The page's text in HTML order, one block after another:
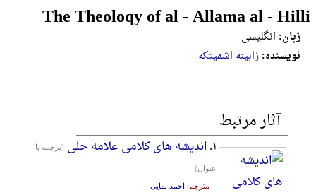
The Theoloqy of al - Allama al - Hilli
زبان: انگلیسی
نویسنده:زابینه اشمیتکه
آثار مرتبط
۱. اندیشه های کلامی علامه حلی (ترجمه با
عنوان)
مترجم: احمد نمایی